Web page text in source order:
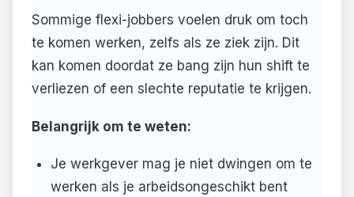
Sommige flexi-jobbers voelen druk om toch
te komen werken, zelfs als ze ziek zijn. Dit
kan komen doordat ze bang zijn hun shift te
verliezen of een slechte reputatie te krijgen.
Belangrijk om te weten:
Je werkgever mag je niet dwingen om te
werken als je arbeidsongeschikt bent